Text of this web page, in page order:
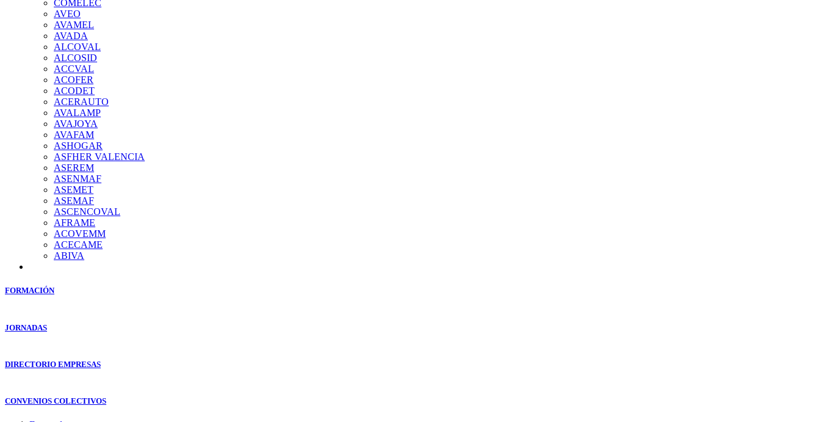
COMELEC
AVEO
AVAMEL
AVADA
ALCOVAL
ALCOSID
ACCVAL
ACOFER
ACODET
ACERAUTO
AVALAMP
AVAJOYA
AVAFAM
ASHOGAR
ASFHER VALENCIA
ASEREM
ASENMAF
ASEMET
ASEMAF
ASCENCOVAL
AFRAME
ACOVEMM
ACECAME
ABIVA
FORMACIÓN
JORNADAS
DIRECTORIO EMPRESAS
CONVENIOS COLECTIVOS